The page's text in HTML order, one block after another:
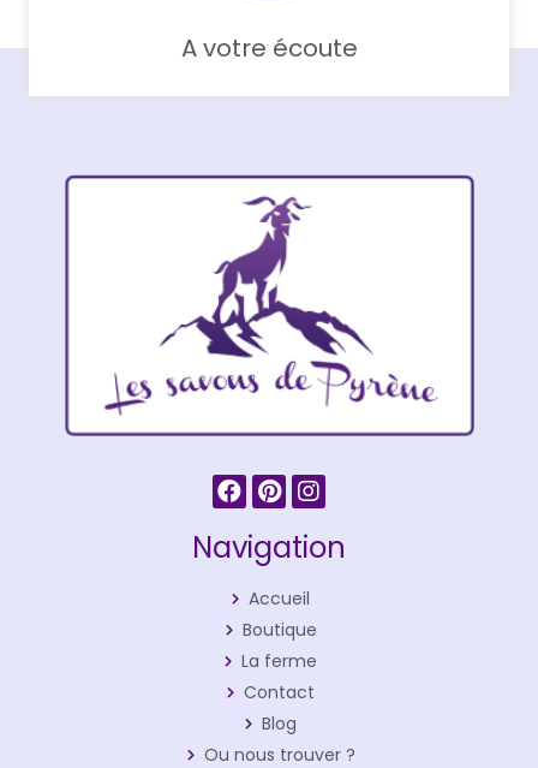
A votre écoute
Navigation
Accueil
Boutique
La ferme
Contact
Blog
Ou nous trouver ?